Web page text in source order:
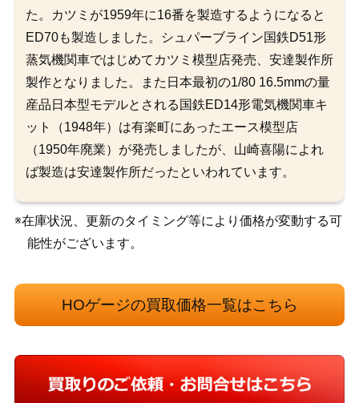
た。カツミが1959年に16番を製造するようになると
ED70も製造しました。シュパーブライン国鉄D51形
蒸気機関車ではじめてカツミ模型店発売、安達製作所
製作となりました。また日本最初の1/80 16.5mmの量
産品日本型モデルとされる国鉄ED14形電気機関車キ
ット（1948年）は有楽町にあったエース模型店
（1950年廃業）が発売しましたが、山崎喜陽によれ
ば製造は安達製作所だったといわれています。
※在庫状況、更新のタイミング等により価格が変動する可
能性がございます。
HOゲージの買取価格一覧はこちら